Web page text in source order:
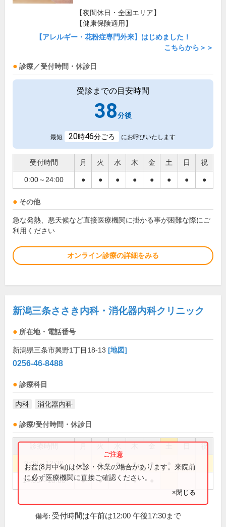
【夜間休日・全国エリア】
【健康保険適用】
【アレルギー・花粉症専門外来】はじめました！
こちらから＞＞
診療／受付時間・休診日
受診までの目安時間
38分後
最短 20時46分ごろ にお呼びいたします
受付時間 月 火 水 木 金 土 日 祝
0:00～24:00 ● ● ● ● ● ● ● ●
その他
急な発熱、悪天候など直接医療機関に掛かる事が困難な際にご
利用ください
オンライン診療の詳細をみる
新潟三条ささき内科・消化器内科クリニック
所在地・電話番号
新潟県三条市興野1丁目18-13 [地図]
0256-46-8488
診療科目
内科 消化器内科
診療/受付時間・休診日
祝
9:00～12:30 ● ● ● ● ●
14:00～18:00 ● ● ●
お盆(8月中旬)は休診・休業の場合があります。来院前
に必ず医療機関に直接ご確認ください。
×閉じる
備考: 受付時間は午前は12:00 午後17:30まで